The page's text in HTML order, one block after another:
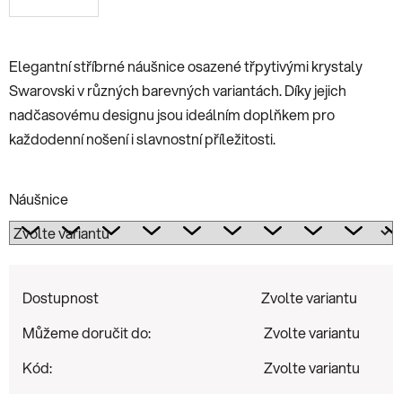
Elegantní stříbrné náušnice osazené třpytivými krystaly
Swarovski v různých barevných variantách. Díky jejich
nadčasovému designu jsou ideálním doplňkem pro
každodenní nošení i slavnostní příležitosti.
Náušnice
Dostupnost
Zvolte variantu
Můžeme doručit do:
Zvolte variantu
Kód:
Zvolte variantu